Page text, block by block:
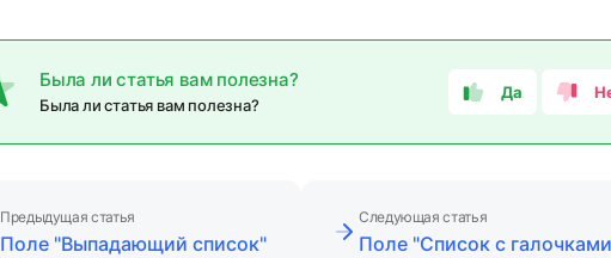
Была ли статья вам полезна?
Была ли статья вам полезна?
Да
Предыдущая статья
Поле "Выпадающий список"
Следующая статья
Поле "Список с